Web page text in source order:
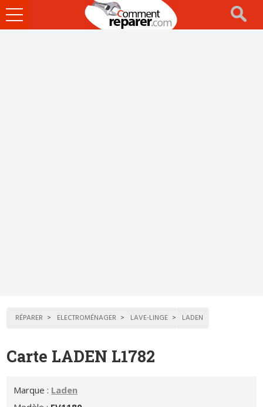
Ouvrir
le
RÉPARER ELECTROMÉNAGER LAVE-LINGE LADEN
Carte LADEN L1782
Marque : Laden